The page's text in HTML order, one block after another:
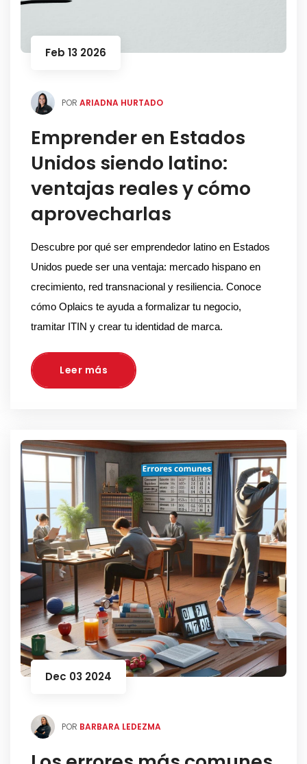
Feb 13 2026
POR ARIADNA HURTADO
Emprender en Estados
Unidos siendo latino:
ventajas reales y cómo
aprovecharlas
Descubre por qué ser emprendedor latino en Estados
Unidos puede ser una ventaja: mercado hispano en
crecimiento, red transnacional y resiliencia. Conoce
cómo Oplaics te ayuda a formalizar tu negocio,
tramitar ITIN y crear tu identidad de marca.
Leer más
Dec 03 2024
POR BARBARA LEDEZMA